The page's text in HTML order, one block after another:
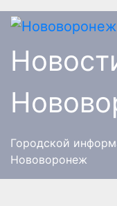
Перейти
Городской
Нововоронеж